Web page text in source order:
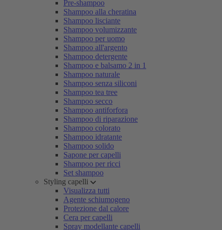
Pre-shampoo
Shampoo alla cheratina
Shampoo lisciante
Shampoo volumizzante
Shampoo per uomo
Shampoo all'argento
Shampoo detergente
Shampoo e balsamo 2 in 1
Shampoo naturale
Shampoo senza siliconi
Shampoo tea tree
Shampoo secco
Shampoo antiforfora
Shampoo di riparazione
Shampoo colorato
Shampoo idratante
Shampoo solido
Sapone per capelli
Shampoo per ricci
Set shampoo
Styling capelli
Visualizza tutti
Agente schiumogeno
Protezione dal calore
Cera per capelli
Spray modellante capelli